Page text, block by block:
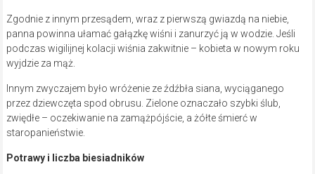
Zgodnie z innym przesądem, wraz z pierwszą gwiazdą na niebie,
panna powinna ułamać gałązkę wiśni i zanurzyć ją w wodzie. Jeśli
podczas wigilijnej kolacji wiśnia zakwitnie – kobieta w nowym roku
wyjdzie za mąż.
Innym zwyczajem było wróżenie ze źdźbła siana, wyciąganego
przez dziewczęta spod obrusu. Zielone oznaczało szybki ślub,
zwiędłe – oczekiwanie na zamążpójście, a żółte śmierć w
staropanieństwie.
Potrawy i liczba biesiadników